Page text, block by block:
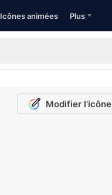
Icônes animées Plus
Modifier l'icône